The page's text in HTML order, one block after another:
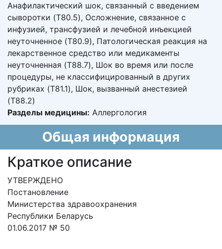
Анафилактический шок, связанный с введением
сыворотки (T80.5), Осложнение, связанное с
инфузией, трансфузией и лечебной инъекцией
неуточненное (T80.9), Патологическая реакция на
лекарственное средство или медикаменты
неуточненная (T88.7), Шок во время или после
процедуры, не классифицированный в других
рубриках (T81.1), Шок, вызванный анестезией
(T88.2)
Разделы медицины: Аллергология
Общая информация
Краткое описание
УТВЕРЖДЕНО
Постановление
Министерства здравоохранения
Республики Беларусь
01.06.2017 № 50